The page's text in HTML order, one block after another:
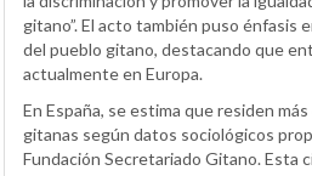
gitano”. El acto también puso énfasis
del pueblo gitano, destacando que
actualmente en Europa.
En España, se estima que residen
gitanas según datos sociológicos
Fundación Secretariado Gitano. Esta